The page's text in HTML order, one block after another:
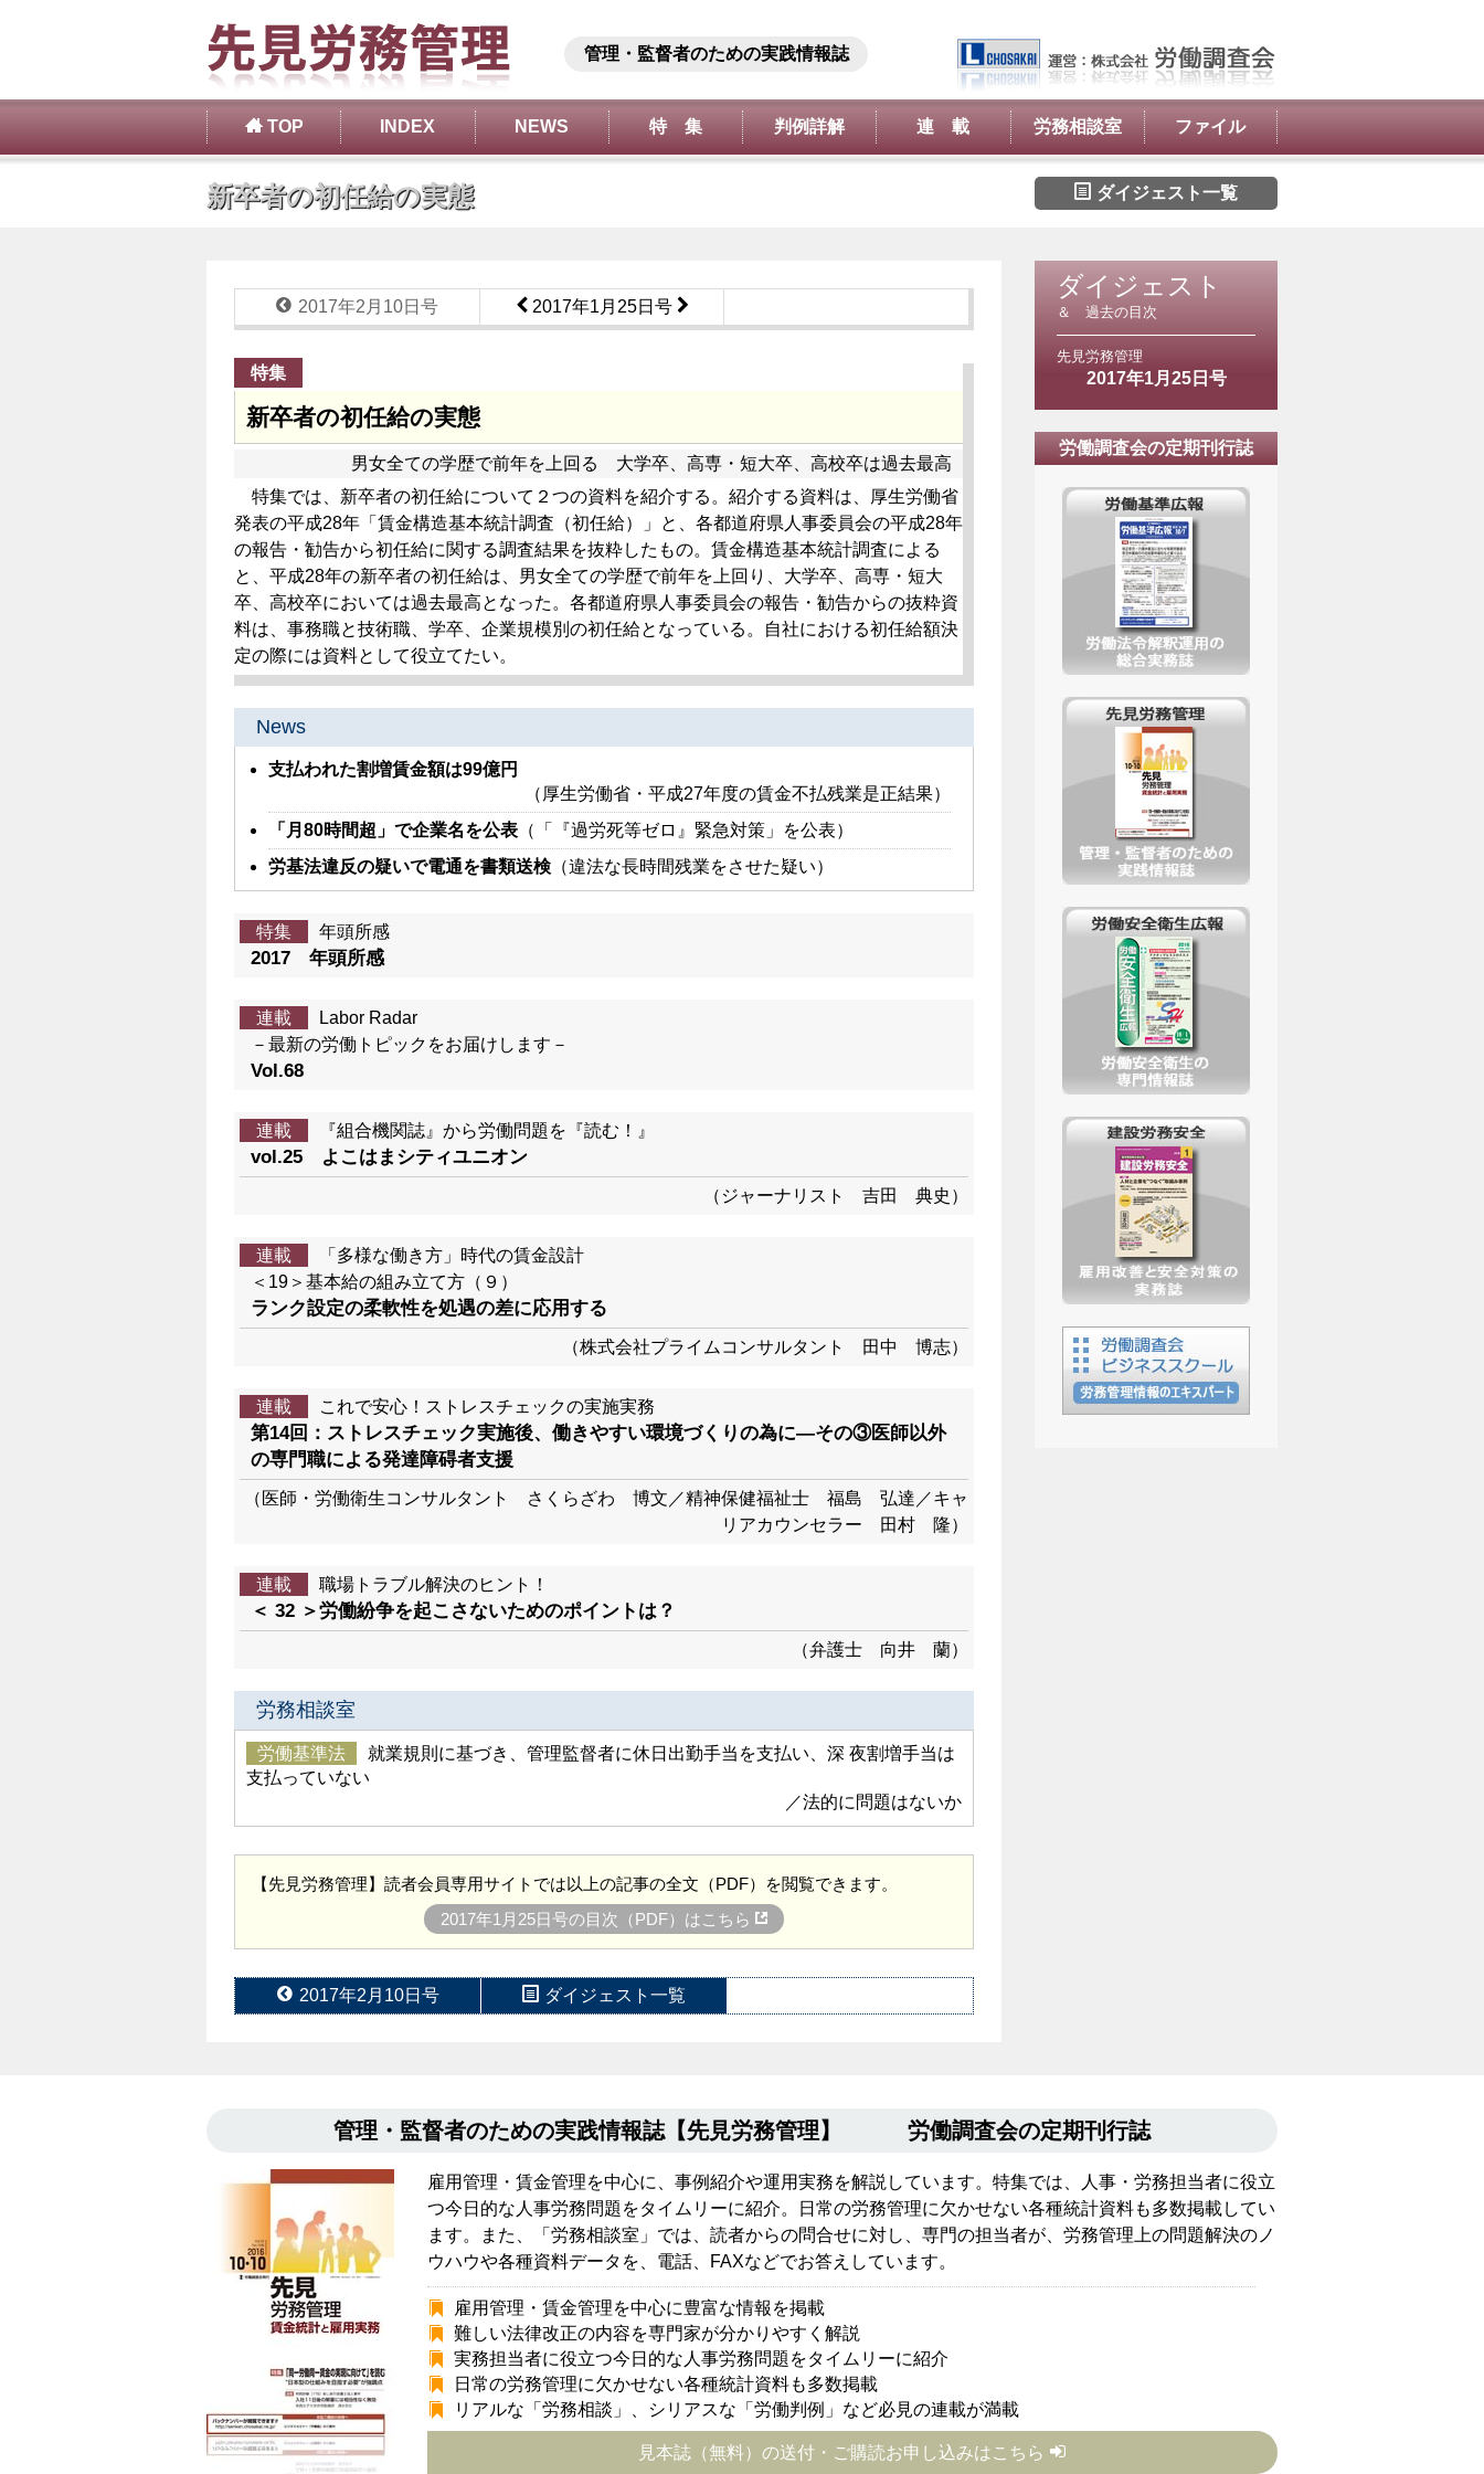
管理・監督者のための実践情報誌
TOP INDEX NEWS 特 集 判例詳解 連 載 労務相談室 ファイル
新卒者の初任給の実態 ダイジェスト一覧
2017年2月10日号 2017年1月25日号
特集
新卒者の初任給の実態
男女全ての学歴で前年を上回る 大学卒、高専・短大卒、高校卒は過去最高
特集では、新卒者の初任給について２つの資料を紹介する。紹介する資料は、厚生労働省
発表の平成28年「賃金構造基本統計調査（初任給）」と、各都道府県人事委員会の平成28年
の報告・勧告から初任給に関する調査結果を抜粋したもの。賃金構造基本統計調査による
と、平成28年の新卒者の初任給は、男女全ての学歴で前年を上回り、大学卒、高専・短大
卒、高校卒においては過去最高となった。各都道府県人事委員会の報告・勧告からの抜粋資
料は、事務職と技術職、学卒、企業規模別の初任給となっている。自社における初任給額決
定の際には資料として役立てたい。
News
支払われた割増賃金額は99億円
（厚生労働省・平成27年度の賃金不払残業是正結果）
「月80時間超」で企業名を公表 （「『過労死等ゼロ』緊急対策」を公表）
労基法違反の疑いで電通を書類送検 （違法な長時間残業をさせた疑い）
特集 年頭所感
2017 年頭所感
連載
Labor Radar
－最新の労働トピックをお届けします－
Vol.68
連載 『組合機関誌』から労働問題を『読む！』
vol.25 よこはまシティユニオン
（ジャーナリスト 吉田 典史）
連載
「多様な働き方」時代の賃金設計
＜19＞基本給の組み立て方（９）
ランク設定の柔軟性を処遇の差に応用する
（株式会社プライムコンサルタント 田中 博志）
連載 これで安心！ストレスチェックの実施実務
第14回：ストレスチェック実施後、働きやすい環境づくりの為に―その③医師以外
の専門職による発達障碍者支援
（医師・労働衛生コンサルタント さくらざわ 博文／精神保健福祉士 福島 弘達／キャ
リアカウンセラー 田村 隆）
連載 職場トラブル解決のヒント！
＜ 32 ＞労働紛争を起こさないためのポイントは？
（弁護士 向井 蘭）
労務相談室
労働基準法
就業規則に基づき、管理監督者に休日出勤手当を支払い、深 夜割増手当は
支払っていない
／法的に問題はないか
【先見労務管理】読者会員専用サイトでは以上の記事の全文（PDF）を閲覧できます。
2017年1月25日号の目次（PDF）はこちら
2017年2月10日号 ダイジェスト一覧
ダイジェスト
＆ 過去の目次
先見労務管理
2017年1月25日号
労働調査会の定期刊行誌
管理・監督者のための実践情報誌【先見労務管理】 労働調査会の定期刊行誌
雇用管理・賃金管理を中心に、事例紹介や運用実務を解説しています。特集では、人事・労務担当者に役立
つ今日的な人事労務問題をタイムリーに紹介。日常の労務管理に欠かせない各種統計資料も多数掲載してい
ます。また、「労務相談室」では、読者からの問合せに対し、専門の担当者が、労務管理上の問題解決のノ
ウハウや各種資料データを、電話、FAXなどでお答えしています。
雇用管理・賃金管理を中心に豊富な情報を掲載
難しい法律改正の内容を専門家が分かりやすく解説
実務担当者に役立つ今日的な人事労務問題をタイムリーに紹介
日常の労務管理に欠かせない各種統計資料も多数掲載
リアルな「労務相談」、シリアスな「労働判例」など必見の連載が満載
見本誌（無料）の送付・ご購読お申し込みはこちら